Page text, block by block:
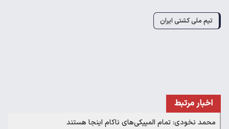
تیم ملی کشتی ایران
اخبار مرتبط
محمد نخودی: تمام المپیکی‌های ناکام اینجا هستند